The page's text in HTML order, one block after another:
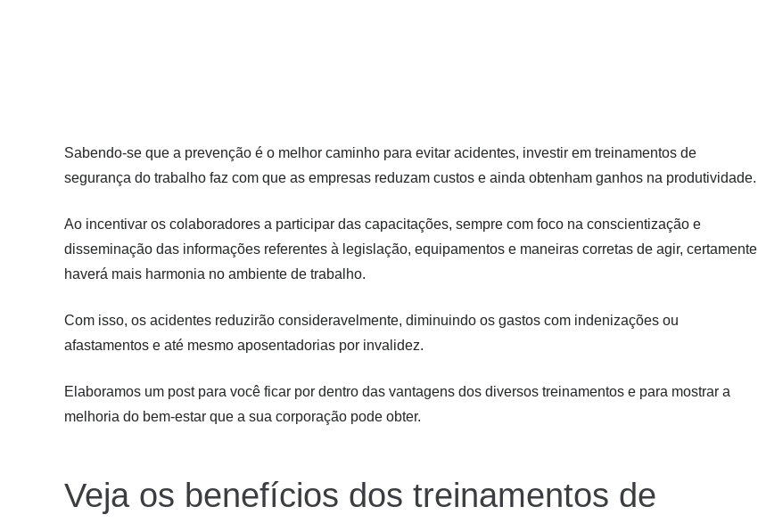
Sabendo-se que a prevenção é o melhor caminho para evitar acidentes, investir em treinamentos de
segurança do trabalho faz com que as empresas reduzam custos e ainda obtenham ganhos na produtividade.
Ao incentivar os colaboradores a participar das capacitações, sempre com foco na conscientização e
disseminação das informações referentes à legislação, equipamentos e maneiras corretas de agir, certamente
haverá mais harmonia no ambiente de trabalho.
Com isso, os acidentes reduzirão consideravelmente, diminuindo os gastos com indenizações ou
afastamentos e até mesmo aposentadorias por invalidez.
Elaboramos um post para você ficar por dentro das vantagens dos diversos treinamentos e para mostrar a
melhoria do bem-estar que a sua corporação pode obter.
Veja os benefícios dos treinamentos de